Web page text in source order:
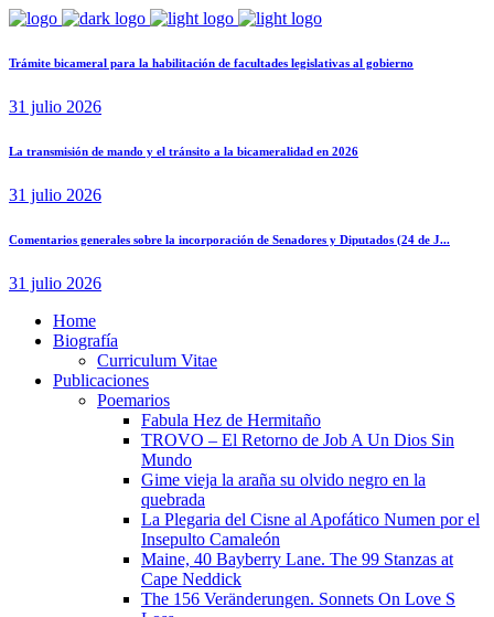
Trámite bicameral para la habilitación de facultades legislativas al gobierno
31 julio 2026
La transmisión de mando y el tránsito a la bicameralidad en 2026
31 julio 2026
Comentarios generales sobre la incorporación de Senadores y Diputados (24 de J...
31 julio 2026
Home
Biografía
Curriculum Vitae​
Publicaciones
Poemarios
Fabula Hez de Hermitaño
TROVO – El Retorno de Job A Un Dios Sin
Mundo
Gime vieja la araña su olvido negro en la
quebrada
La Plegaria del Cisne al Apofático Numen por el
Insepulto Camaleón
Maine, 40 Bayberry Lane. The 99 Stanzas at
Cape Neddick
The 156 Veränderungen. Sonnets On Love S